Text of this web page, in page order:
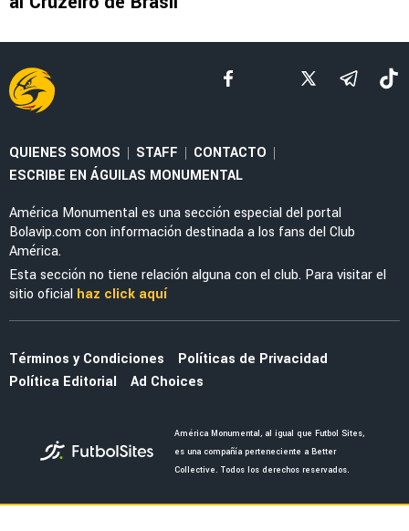
FUERZAS BÁSICAS
DT de América Sub-21 adelantó a la nueva
joya de las Águilas en categorías inferiores